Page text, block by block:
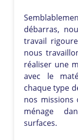
débarras,
travail
nous
réaliser une
avec le
chaque type
nos
ménage
surfaces.